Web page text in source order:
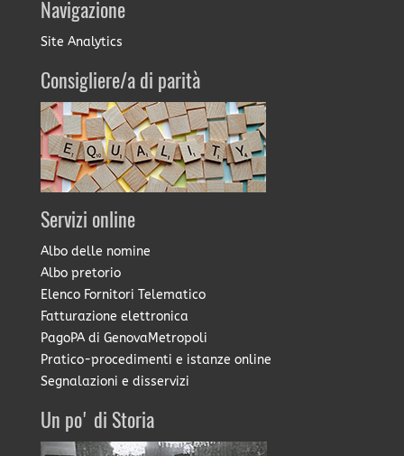
Navigazione
Site Analytics
Consigliere/a di parità
Servizi online
Albo delle nomine
Albo pretorio
Elenco Fornitori Telematico
Fatturazione elettronica
PagoPA di GenovaMetropoli
Pratico-procedimenti e istanze online
Segnalazioni e disservizi
Un po' di Storia